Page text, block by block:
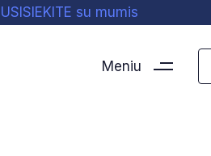
su mumis
Meniu